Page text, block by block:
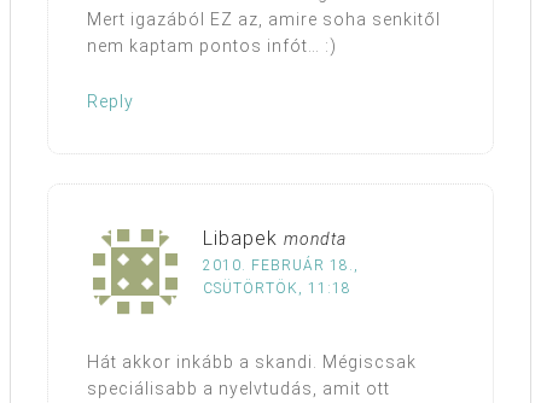
Mert igazából EZ az, amire soha senkitől
nem kaptam pontos infót… :)
Reply
Libapek mondta
2010. FEBRUÁR 18.,
CSÜTÖRTÖK, 11:18
Hát akkor inkább a skandi. Mégiscsak
speciálisabb a nyelvtudás, amit ott